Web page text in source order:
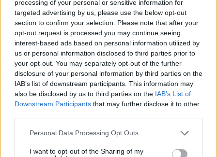
processing of your personal or sensitive information for
targeted advertising by us, please use the below opt-out
section to confirm your selection. Please note that after your
opt-out request is processed you may continue seeing
interest-based ads based on personal information utilized by
us or personal information disclosed to third parties prior to
your opt-out. You may separately opt-out of the further
disclosure of your personal information by third parties on the
IAB’s list of downstream participants. This information may
also be disclosed by us to third parties on the IAB’s List of
Downstream Participants that may further disclose it to other
Please note that this website/app uses one or more Google
not limited to your visit or usage behaviour. You may click to
Personal Data Processing Opt Outs
I want to opt-out of the Sharing of my
λάμβαναν απευθείας εντολές από τα
διευθυντικά στελέχη της οργάνωσης για τον
στοχευμένο έλεγχο συγκεκριμένων
καταστημάτων, ακόμα και για συγκεκριμένες
παραβάσεις που θα έπρεπε να βεβαιώσουν
κατά τον έλεγχό τους. Η επιλογή αυτή γινόταν
εσκεμμένα, προκειμένου να εκφοβίσουν και να
εξαναγκάσουν τους καταστηματάρχες να
απευθυνθούν στην οργάνωση, καταβάλλοντας
χρηματικά ποσά για την προστασία τους και τη
δωροδοκία των δημοσίων υπαλλήλων, καθώς